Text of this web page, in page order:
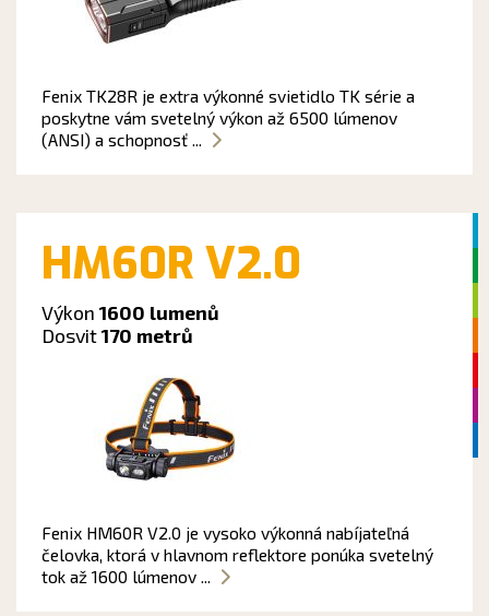
Fenix TK28R je extra výkonné svietidlo TK série a
poskytne vám svetelný výkon až 6500 lúmenov
(ANSI) a schopnosť ...
HM60R V2.0
Výkon 1600 lumenů
Dosvit170 metrů
Fenix HM60R V2.0 je vysoko výkonná nabíjateľná
čelovka, ktorá v hlavnom reflektore ponúka svetelný
tok až 1600 lúmenov ...